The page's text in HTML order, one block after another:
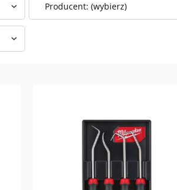
Producent: (wybierz)